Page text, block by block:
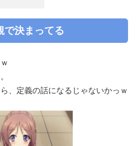
で決まってる
、定義の話になるじゃないかっｗ